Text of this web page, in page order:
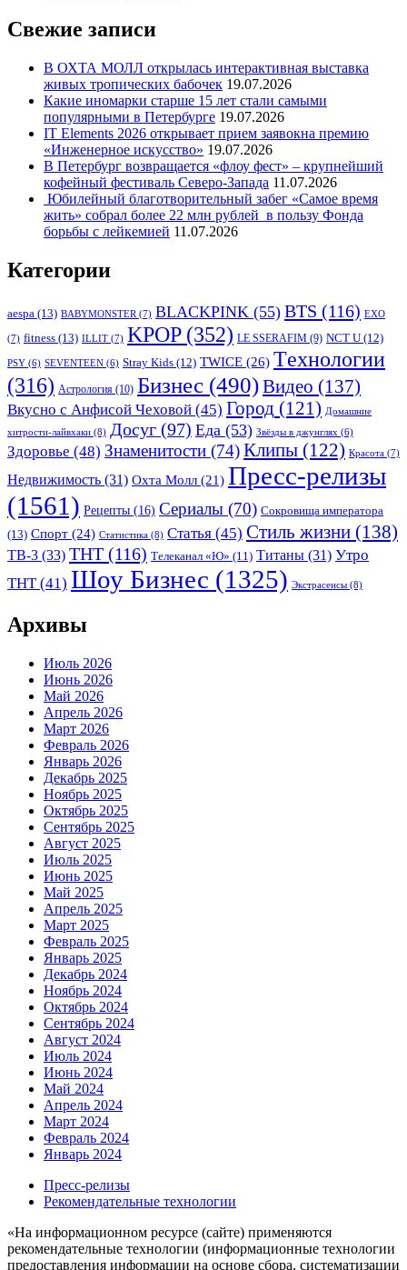
Свежие записи
В ОХТА МОЛЛ открылась интерактивная выставка
живых тропических бабочек 19.07.2026
Какие иномарки старше 15 лет стали самыми
популярными в Петербурге 19.07.2026
IT Elements 2026 открывает прием заявокна премию
«Инженерное искусство» 19.07.2026
В Петербург возвращается «флоу фест» – крупнейший
кофейный фестиваль Северо-Запада 11.07.2026
Юбилейный благотворительный забег «Самое время
жить» собрал более 22 млн рублей в пользу Фонда
борьбы с лейкемией 11.07.2026
Категории
aespa (13) BABYMONSTER (7) BLACKPINK (55) BTS (116) EXO
(7) fitness (13) ILLIT (7) KPOP(352) LE SSERAFIM (9) NCT U (12)
PSY (6) SEVENTEEN (6) Stray Kids (12) TWICE (26) Tехнологии
(316) Астрология (10) Бизнес (490)Видео (137)
Вкусно с Анфисой Чеховой (45) Город (121) Домашние
хитрости-лайвхаки (8) Досуг (97) Еда (53) Звёзды в джунглях (6)
Здоровье (48) Знаменитости (74)Клипы (122) Красота (7)
Недвижимость (31) Охта Молл (21) Пресс-релизы
(1561) Рецепты (16) Сериалы (70) Сокровища императора
(13) Спорт (24) Статистика (8) Статья (45) Стиль жизни (138)
ТВ-3 (33) ТНТ (116) Телеканал «Ю» (11) Титаны (31) Утро
ТНТ(41) Шоу Бизнес (1325) Экстрасенсы (8)
Архивы
Июль 2026
Июнь 2026
Май 2026
Апрель 2026
Март 2026
Февраль 2026
Январь 2026
Декабрь 2025
Ноябрь 2025
Октябрь 2025
Сентябрь 2025
Август 2025
Июль 2025
Июнь 2025
Май 2025
Апрель 2025
Март 2025
Февраль 2025
Январь 2025
Декабрь 2024
Ноябрь 2024
Октябрь 2024
Сентябрь 2024
Август 2024
Июль 2024
Июнь 2024
Май 2024
Апрель 2024
Март 2024
Февраль 2024
Январь 2024
Пресс-релизы
Рекомендательные технологии
«На информационном ресурсе (сайте) применяются
рекомендательные технологии (информационные технологии
предоставления информации на основе сбора, систематизации